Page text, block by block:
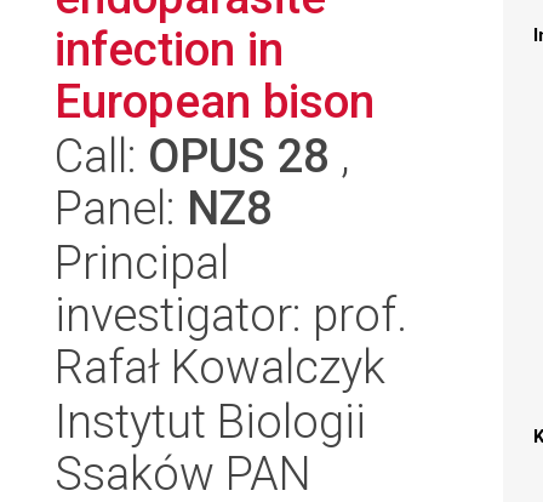
infection in
European bison
Call: OPUS 28 ,
Panel: NZ8
Principal
investigator: prof.
Rafał Kowalczyk
Instytut Biologii
Ssaków PAN